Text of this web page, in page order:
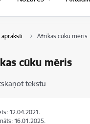
Āfrikas cūku mēris
cūku mēris
tekstu
12.04.2021.
16.01.2025.